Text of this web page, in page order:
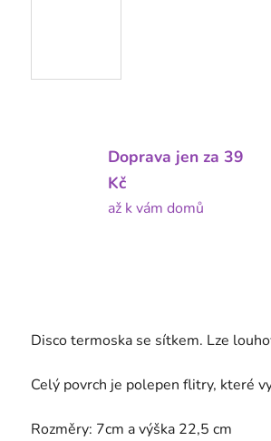
Doprava jen za 39
Kč
až k vám domů
Disco termoska se sítkem. Lze
Celý povrch je polepen flitry, které
Rozměry: 7cm a výška 22,5 cm